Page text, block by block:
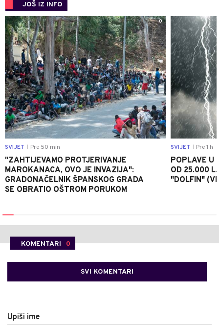
JOŠ IZ INFO
0
SVIJET Pre 50 min
"ZAHTIJEVAMO PROTJERIVANJE
MAROKANACA, OVO JE INVAZIJA":
GRADONAČELNIK ŠPANSKOG GRADA
SE OBRATIO OŠTROM PORUKOM
SVIJET Pre 1 h
POPLAVE U
OD 25.000
"DOLFIN"
KOMENTARI 0
SVI KOMENTARI
Upiši ime